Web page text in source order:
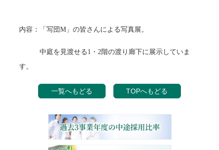
内容：「写団M」の皆さんによる写真展。
中庭を見渡せる1・2階の渡り廊下に展示していま
す。
一覧へもどる TOPへもどる